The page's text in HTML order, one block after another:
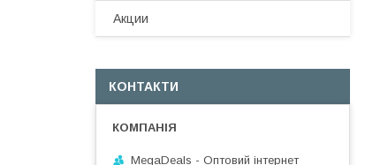
Акции
КОНТАКТИ
MegaDeals - Оптовий інтернет